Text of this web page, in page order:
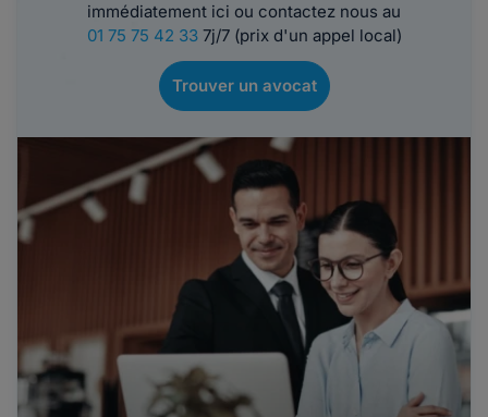
immédiatement ici ou contactez nous au
01 75 75 42 337j/7 (prix d'un appel local)
Trouver un avocat